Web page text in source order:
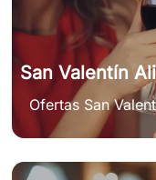
San Valentín
Ofertas San